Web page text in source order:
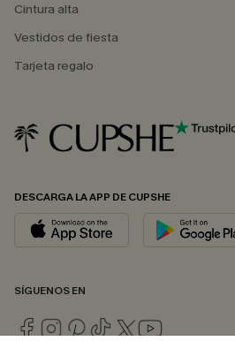
Cintura alta
Vestidos de fiesta
Tarjeta regalo
DESCARGA LA APP DE CUPSHE
SÍGUENOS EN